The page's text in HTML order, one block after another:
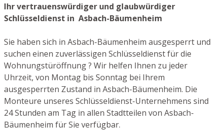
Ihr vertrauenswürdiger und glaubwürdiger
Schlüsseldienst in Asbach-Bäumenheim
Sie haben sich in Asbach-Bäumenheim ausgesperrt und
suchen einen zuverlässigen Schlüsseldienst für die
Wohnungstüröffnung ? Wir helfen Ihnen zu jeder
Uhrzeit, von Montag bis Sonntag bei Ihrem
ausgesperrten Zustand in Asbach-Bäumenheim. Die
Monteure unseres Schlüsseldienst-Unternehmens sind
24 Stunden am Tag in allen Stadtteilen von Asbach-
Bäumenheim für Sie verfügbar.